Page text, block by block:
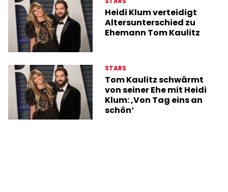
Heidi Klum verteidigt
Altersunterschied zu
Ehemann Tom Kaulitz
STARS
Tom Kaulitz schwärmt
von seiner Ehe mit Heidi
Klum: ‚Von Tag eins an
schön‘